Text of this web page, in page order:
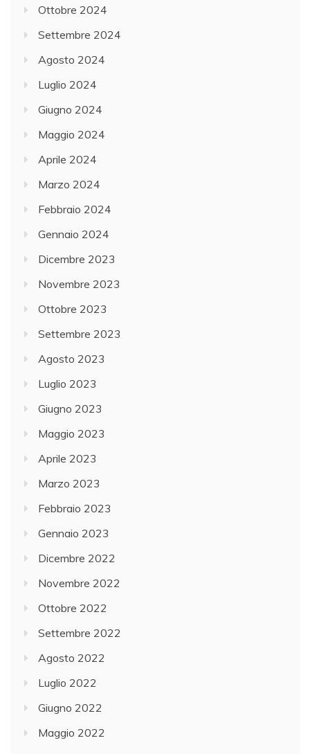
Ottobre 2024
Settembre 2024
Agosto 2024
Luglio 2024
Giugno 2024
Maggio 2024
Aprile 2024
Marzo 2024
Febbraio 2024
Gennaio 2024
Dicembre 2023
Novembre 2023
Ottobre 2023
Settembre 2023
Agosto 2023
Luglio 2023
Giugno 2023
Maggio 2023
Aprile 2023
Marzo 2023
Febbraio 2023
Gennaio 2023
Dicembre 2022
Novembre 2022
Ottobre 2022
Settembre 2022
Agosto 2022
Luglio 2022
Giugno 2022
Maggio 2022